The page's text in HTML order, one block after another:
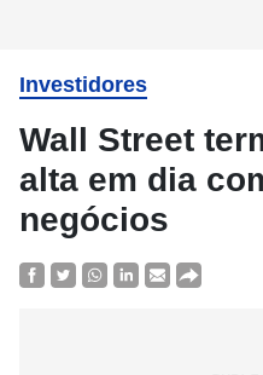
Investidores
Wall Street
alta em dia
negócios